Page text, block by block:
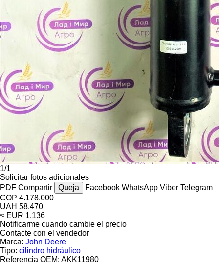
1/1
Solicitar fotos adicionales
PDF Compartir Queja Facebook WhatsApp Viber Telegram
COP 4.178.000
UAH 58.470
≈ EUR 1.136
Notificarme cuando cambie el precio
Contacte con el vendedor
Marca: John Deere
Tipo: cilindro hidráulico
Referencia OEM: AKK11980